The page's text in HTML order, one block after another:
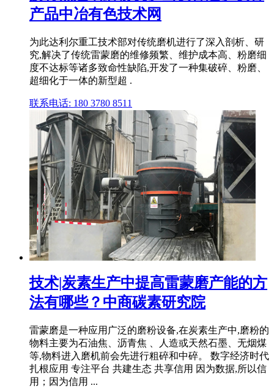
产品中冶有色技术网
为此达利尔重工技术部对传统磨机进行了深入剖析、研
究,解决了传统雷蒙磨的维修频繁、维护成本高、粉磨细
度不达标等诸多致命性缺陷,开发了一种集破碎、粉磨、
超细化于一体的新型超 .
联系电话: 180 3780 8511
技术|炭素生产中提高雷蒙磨产能的方
法有哪些？中商碳素研究院
雷蒙磨是一种应用广泛的磨粉设备,在炭素生产中,磨粉的
物料主要为石油焦、沥青焦 、人造或天然石墨、无烟煤
等,物料进入磨机前会先进行粗碎和中碎。 数字经济时代
扎根应用 专注平台 共建生态 共享信用 因为数据,所以信
用；因为信用 ...